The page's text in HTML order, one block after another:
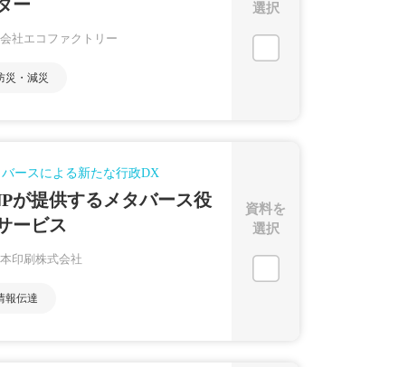
ー
社エコファクトリー
災・減災
選択
バースによる新たな行政DX
が提供するメタバース役
ービス
印刷株式会社
報伝達
資料を
選択